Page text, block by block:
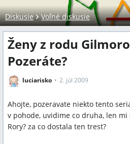
Diskusie Voľné diskusie
Ženy z rodu
Pozeráte?
luciarisko 2. júl 2009
Ahojte, pozeravate niekto tento
v pohode, uvidime co druha, len mi
Rory? za co dostala ten trest?